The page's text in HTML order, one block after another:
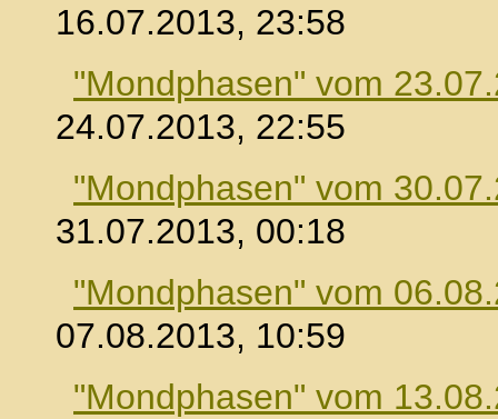
16.07.2013, 23:58
"Mondphasen" vom
24.07.2013, 22:55
"Mondphasen" vom
31.07.2013, 00:18
"Mondphasen" vom
07.08.2013, 10:59
"Mondphasen" vom